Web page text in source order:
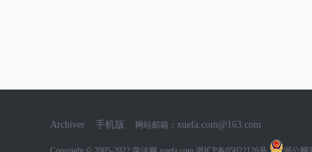
Archiver 手机版 网站邮箱： xuefa.com@163.com